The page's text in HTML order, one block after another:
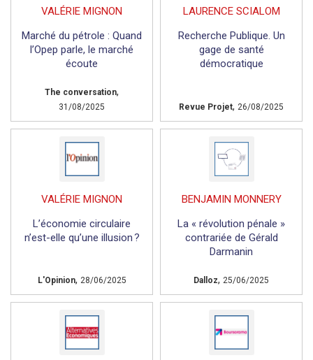
VALÉRIE MIGNON
Marché du pétrole : Quand
l’Opep parle, le marché
écoute
The conversation,
31/08/2025
LAURENCE SCIALOM
Recherche Publique. Un
gage de santé
démocratique
Revue Projet, 26/08/2025
VALÉRIE MIGNON
L’économie circulaire
n’est-elle qu’une illusion ?
L'Opinion, 28/06/2025
BENJAMIN MONNERY
La « révolution pénale »
contrariée de Gérald
Darmanin
Dalloz, 25/06/2025